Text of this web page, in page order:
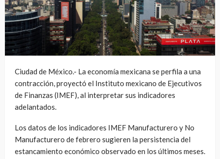
Ciudad de México.- La economía mexicana se perfila a una
contracción, proyectó el Instituto mexicano de Ejecutivos
de Finanzas (IMEF), al interpretar sus indicadores
adelantados.
Los datos de los indicadores IMEF Manufacturero y No
Manufacturero de febrero sugieren la persistencia del
estancamiento económico observado en los últimos meses.